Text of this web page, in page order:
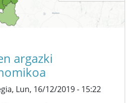
argazki
Lun, 16/12/2019 - 15:22